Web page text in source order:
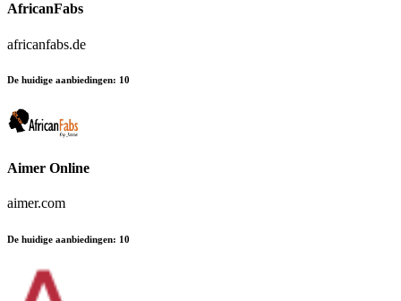
AfricanFabs
africanfabs.de
De huidige aanbiedingen: 10
Aimer Online
aimer.com
De huidige aanbiedingen: 10